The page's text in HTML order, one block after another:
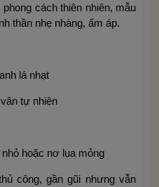
cách thiên nhiên, mẫu
thần nhẹ nhàng, ấm áp.
lá nhạt
tự nhiên
hoặc nơ lụa mỏng
công, gần gũi nhưng vẫn